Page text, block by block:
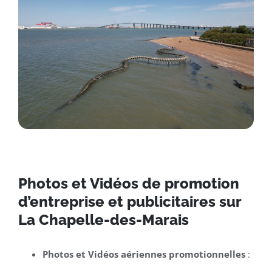
Photos et Vidéos de promotion
d’entreprise et publicitaires sur
La Chapelle-des-Marais
Photos et Vidéos aériennes promotionnelles: